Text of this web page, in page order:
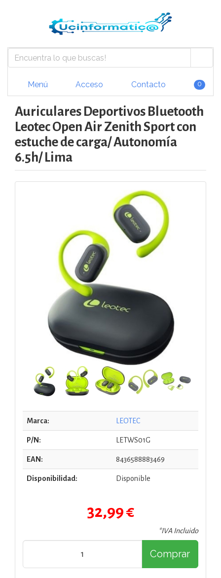
Menú Acceso Contacto 0
Auriculares Deportivos Bluetooth
Leotec Open Air Zenith Sport con
estuche de carga/ Autonomía
6.5h/ Lima
Marca: LEOTEC
P/N: LETWS01G
EAN: 8436588883469
Disponibilidad: Disponible
32,99 €
*IVA Incluido
Comprar